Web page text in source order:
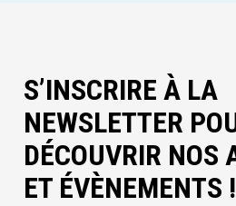
S’INSCRIRE À LA
NEWSLETTER
DÉCOUVRIR NOS
ET ÉVÈNEMENTS !